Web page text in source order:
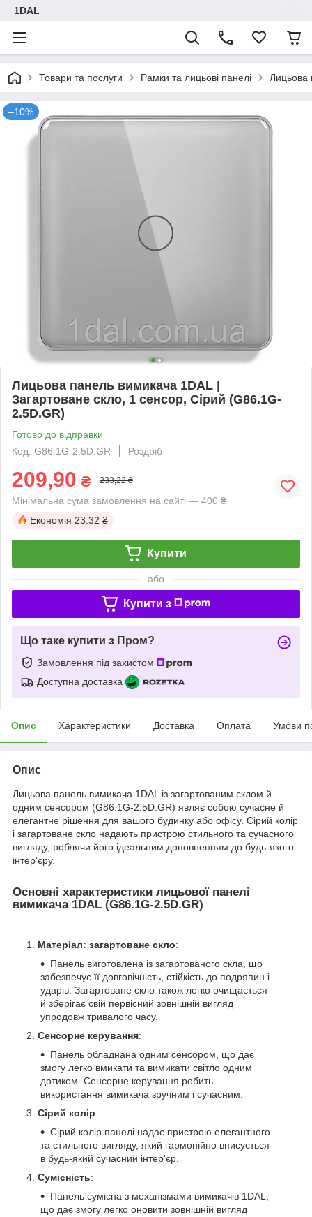
1DAL
Товари та послуги Рамки та лицьові панелі Лицьова
–10%
Лицьова панель вимикача 1DAL |
Загартоване скло, 1 сенсор, Сірий (G86.1G-
2.5D.GR)
Готово до відправки
Код: G86.1G-2.5D.GR
Роздріб
209,90 ₴ 233,22 ₴
Мінімальна сума замовлення на сайті — 400 ₴
Економія 23.32 ₴
Купити
або
Купити з
Що таке купити з Пром?
Замовлення під захистом
Доступна доставка
Опис Характеристики Доставка Оплата Умови
Опис
Лицьова панель вимикача 1DAL із загартованим склом й
одним сенсором (G86.1G-2.5D.GR) являє собою сучасне й
елегантне рішення для вашого будинку або офісу. Сірий колір
і загартоване скло надають пристрою стильного та сучасного
вигляду, роблячи його ідеальним доповненням до будь-якого
інтер'єру.
Основні характеристики лицьової панелі
вимикача 1DAL (G86.1G-2.5D.GR)
Матеріал: загартоване скло:
Панель виготовлена із загартованого скла, що
забезпечує її довговічність, стійкість до подряпин і
ударів. Загартоване скло також легко очищається
й зберігає свій первісний зовнішній вигляд
упродовж тривалого часу.
Сенсорне керування:
Панель обладнана одним сенсором, що дає
змогу легко вмикати та вимикати світло одним
дотиком. Сенсорне керування робить
використання вимикача зручним і сучасним.
Сірий колір:
Сірий колір панелі надає пристрою елегантного
та стильного вигляду, який гармонійно вписується
в будь-який сучасний інтер'єр.
Сумісність:
Панель сумісна з механізмами вимикачів 1DAL,
що дає змогу легко оновити зовнішній вигляд